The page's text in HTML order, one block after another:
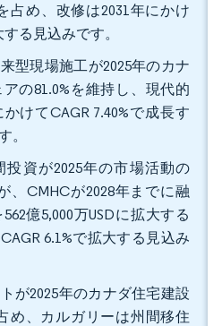
占め、改修は2031年にかけ
る見込みです。
型現場施工が2025年のカナ
の81.0%を維持し、現代的
けてCAGR 7.40%で成長す
。
資が2025年の市場活動の
、CMHCが2028年までに融
億5,000万USDに拡大する
6.1%で拡大する見込み
が2025年のカナダ住宅建設
め、カルガリーは州間移住